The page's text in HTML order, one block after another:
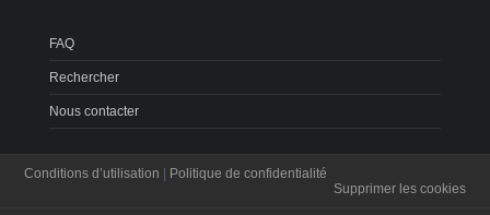
FAQ
Rechercher
Nous contacter
Conditions d’utilisation | Politique de confidentialité
Supprimer les cookies